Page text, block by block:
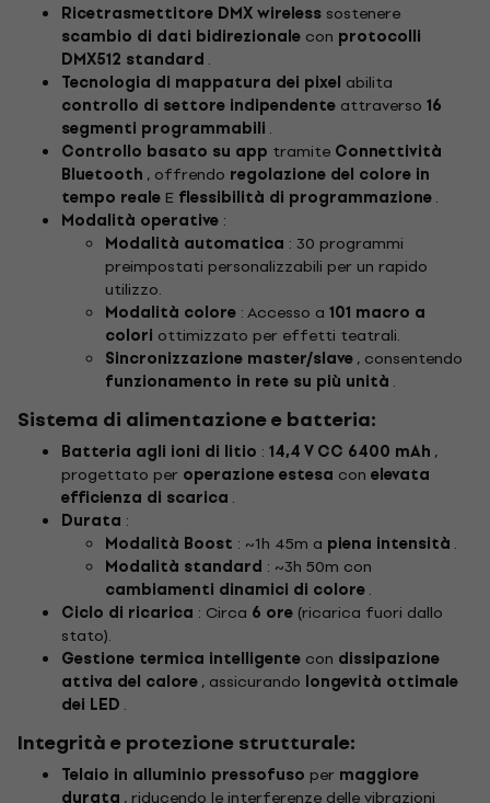
Ricetrasmettitore DMX wireless sostenere
scambio di dati bidirezionale con protocolli
DMX512 standard .
Tecnologia di mappatura dei pixel abilita
controllo di settore indipendente attraverso 16
segmenti programmabili .
Controllo basato su app tramite Connettività
Bluetooth , offrendo regolazione del colore in
tempo reale E flessibilità di programmazione.
Modalità operative :
Modalità automatica : 30 programmi
preimpostati personalizzabili per un rapido
utilizzo.
Modalità colore : Accesso a 101 macro a
colori ottimizzato per effetti teatrali.
Sincronizzazione master/slave, consentendo
funzionamento in rete su più unità .
Sistema di alimentazione e batteria:
Batteria agli ioni di litio : 14,4 V CC 6400 mAh ,
progettato per operazione estesa con elevata
efficienza di scarica .
Durata :
Modalità Boost : ~1h 45m a piena intensità .
Modalità standard : ~3h 50m con
cambiamenti dinamici di colore.
Ciclo di ricarica : Circa 6 ore (ricarica fuori dallo
stato).
Gestione termica intelligente con dissipazione
attiva del calore, assicurando longevità ottimale
dei LED .
Integrità e protezione strutturale:
Telaio in alluminio pressofuso per maggiore